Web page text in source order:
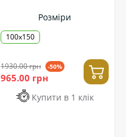
Розміри
100x150
1930.00 грн -50%
965.00 грн
Купити в 1 клік